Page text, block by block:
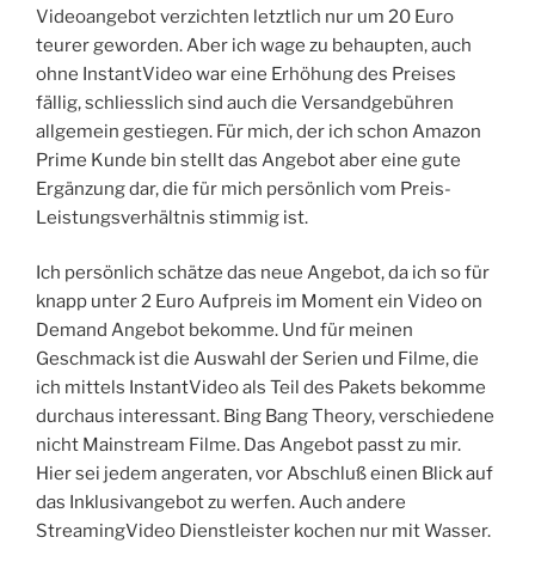
Videoangebot verzichten letztlich nur um 20 Euro
teurer geworden. Aber ich wage zu behaupten, auch
ohne InstantVideo war eine Erhöhung des Preises
fällig, schliesslich sind auch die Versandgebühren
allgemein gestiegen. Für mich, der ich schon Amazon
Prime Kunde bin stellt das Angebot aber eine gute
Ergänzung dar, die für mich persönlich vom Preis-
Leistungsverhältnis stimmig ist.
Ich persönlich schätze das neue Angebot, da ich so für
knapp unter 2 Euro Aufpreis im Moment ein Video on
Demand Angebot bekomme. Und für meinen
Geschmack ist die Auswahl der Serien und Filme, die
ich mittels InstantVideo als Teil des Pakets bekomme
durchaus interessant. Bing Bang Theory, verschiedene
nicht Mainstream Filme. Das Angebot passt zu mir.
Hier sei jedem angeraten, vor Abschluß einen Blick auf
das Inklusivangebot zu werfen. Auch andere
StreamingVideo Dienstleister kochen nur mit Wasser.